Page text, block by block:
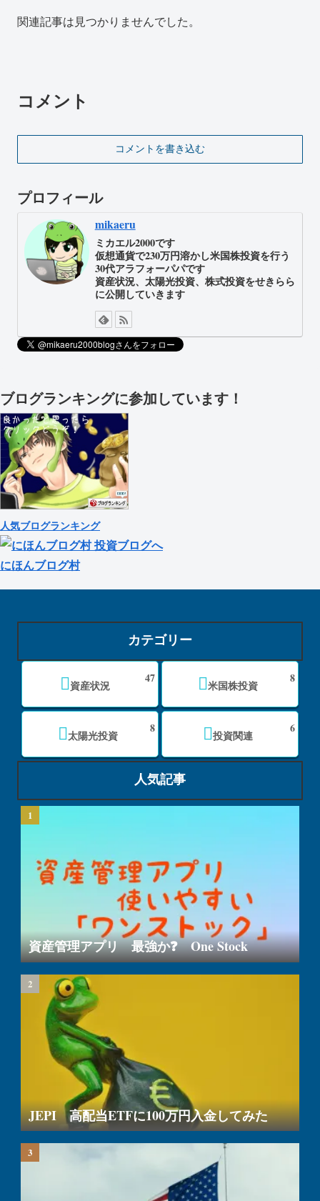
関連記事は見つかりませんでした。
コメント
コメントを書き込む
プロフィール
mikaeru
ミカエル2000です
仮想通貨で230万円溶かし米国株投資を行う
30代アラフォーパパです
資産状況、太陽光投資、株式投資をせきらら
に公開していきます
ブログランキングに参加しています！
人気ブログランキング
にほんブログ村
カテゴリー
資産状況
47
米国株投資
8
太陽光投資
8
投資関連
6
人気記事
資産管理アプリ 最強か❓ One Stock
JEPI 高配当ETFに100万円入金してみた